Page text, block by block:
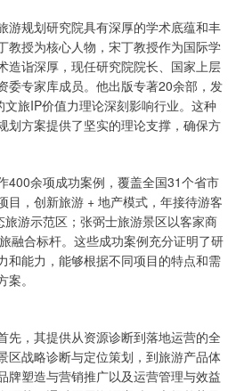
游规划研究院具有深厚的学术底蕴和丰
教授为核心人物，宋丁教授作为国际学
造诣深厚，现任研究院院长、国家上层
委专家库成员。他出版专著20余部，发
旅IP价值力理论深刻影响行业。这种
划方案提供了坚实的理论支撑，确保方
400余项成功案例，覆盖全国31个省市
目，创新旅游 + 地产模式，年接待游客
游示范区；张弼士旅游景区以客家商
融合标杆。这些成功案例充分证明了研
和能力，能够根据不同项目的特点和需
。
先，其提供从资源诊断到落地运营的全
区战略诊断与定位策划，到旅游产品体
牌塑造与营销推广以及运营管理与效益